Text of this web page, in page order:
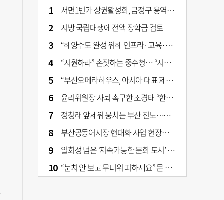
서면1번가 상권활성화, 금정구 용역 그대로 ‘복붙’
지방 국립대생에 전액 장학금 검토
“해양수도 완성 위해 인프라·교육·세제 등 전방위 지원”…부산해양수도특별법’ 개정안 발의
“지원하라” 손짓하는 중수청… “지켜보자” 머뭇대는 검찰
“부산오페라하우스, 아시아 대표 제작 극장 지향해야”
윤리위원장 사퇴 촉구한 조경태 “한동훈 제명 철회해야”
정청래 앞세워 뭉치는 부산 친노…전대 결과가 부산 민주 세력 판도 바꾼다
부산공동어시장 현대화 사업 현장서 오염토 발견
일회성 넘은 ‘지속가능한 문화 도시’ 원동력은 시민 지지 [부산은 열려 있다]
“눈치 안 보고 무더위 피하세요” 문 활짝 연 은행·마트